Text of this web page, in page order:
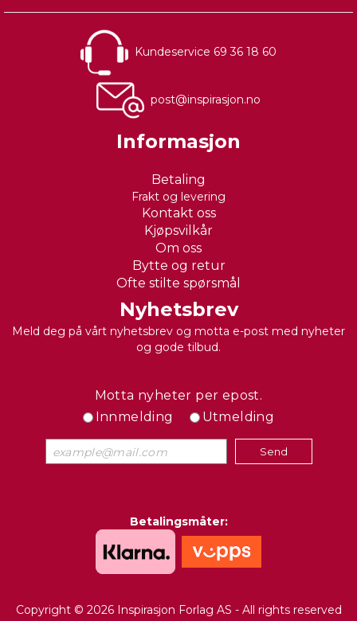
Kundeservice 69 36 18 60
post@inspirasjon.no
Informasjon
Betaling
Frakt og levering
Kontakt oss
Kjøpsvilkår
Om oss
Bytte og retur
Ofte stilte spørsmål
Nyhetsbrev
Meld deg på vårt nyhetsbrev og motta e-post med nyheter
og gode tilbud.
Motta nyheter per epost.
Innmelding
Utmelding
Betalingsmåter:
Copyright © 2026 Inspirasjon Forlag AS - All rights reserved